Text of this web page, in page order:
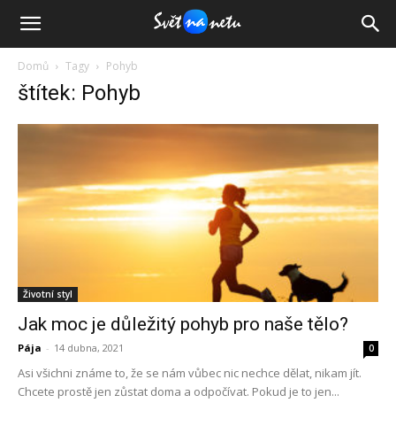
Domů Tagy Pohyb
štítek: Pohyb
Životní styl
Jak moc je důležitý pohyb pro naše tělo?
Pája - 14 dubna, 2021 0
Asi všichni známe to, že se nám vůbec nic nechce dělat, nikam jít.
Chcete prostě jen zůstat doma a odpočívat. Pokud je to jen...